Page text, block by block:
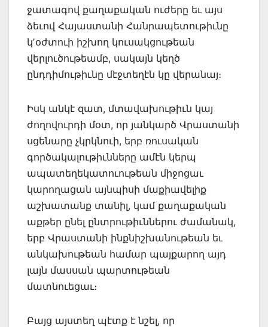
ջատագով քաղաքական ուժերը եւ այս
ձեւով Հայաստանի Հանրապետութիւնը
կʼօժտուի իշխող կուսակցութեան
վերլուծութեամբ, սակայն կեղծ
ընդդիմութիւնը մէջտեղէն կը վերանայ։
Իսկ անկէ զատ, մտավախութիւն կայ
ժողովուրդի մօտ, որ յանկարծ Վրաստանի
սցենարը չկրկնուի, երբ ռուսական
գործակալութիւնները ամէն կերպ
ապատեղեկատուութեան միջոցաւ
կարողացան այնպիսի մաքիավելիք
աշխատանք տանիլ, կամ քաղաքական
աքթեր ընել ընտրութիւններու ժամանակ,
երբ Վրաստանի ինքնիշխանութեան եւ
անկախութեան համար պայքարող այդ
լայն մասսան պարտութեան
մատնուեցաւ։
Բայց այստեղ պէտք է նշել, որ